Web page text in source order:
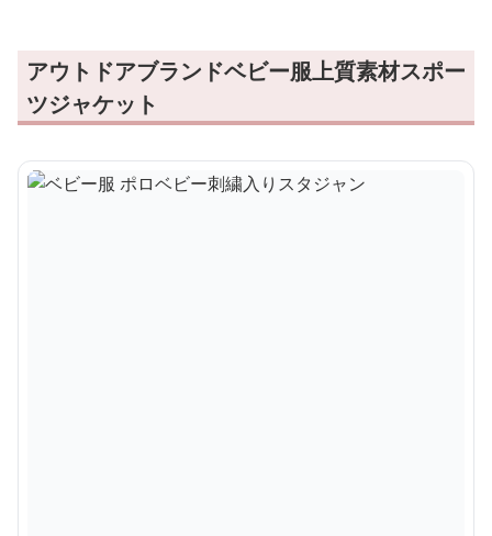
アウトドアブランドベビー服上質素材スポー
ツジャケット